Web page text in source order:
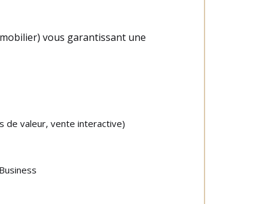
vous garantissant une
de valeur, vente interactive)